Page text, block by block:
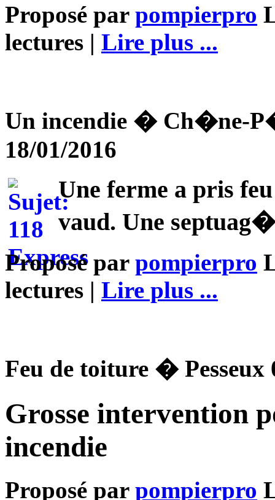
Proposé par pompierpro
lectures | Lire plus ...
Un incendie � Ch�ne-
18/01/2016
Une ferme a pris
vaud. Une
Proposé par pompierpro
lectures | Lire plus ...
Feu de toiture � Pesseux
Grosse intervention
incendie
Proposé par pompierpro